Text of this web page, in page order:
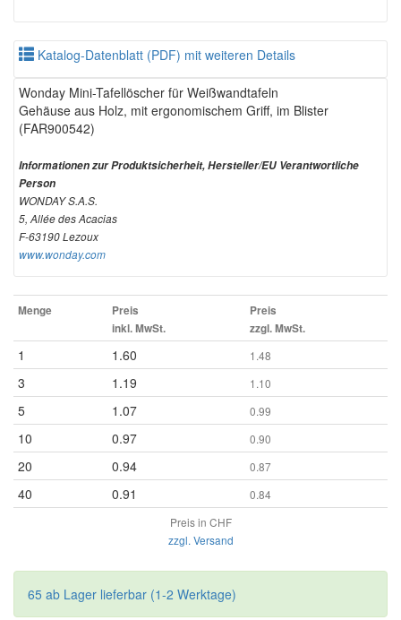
Katalog-Datenblatt (PDF) mit weiteren Details
Wonday Mini-Tafellöscher für Weißwandtafeln
Gehäuse aus Holz, mit ergonomischem Griff, im Blister
(FAR900542)
Informationen zur Produktsicherheit, Hersteller/EU Verantwortliche
Person
WONDAY S.A.S.
5, Allée des Acacias
F-63190 Lezoux
www.wonday.com
Menge
Preis
inkl. MwSt.
Preis
zzgl. MwSt.
1 1.60 1.48
3 1.19 1.10
5 1.07 0.99
10 0.97 0.90
20 0.94 0.87
40 0.91
0.84
Preis in CHF
zzgl. Versand
65 ab Lager lieferbar (1-2 Werktage)